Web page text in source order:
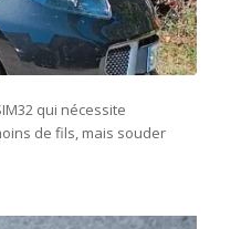
qui nécessite
de fils, mais souder